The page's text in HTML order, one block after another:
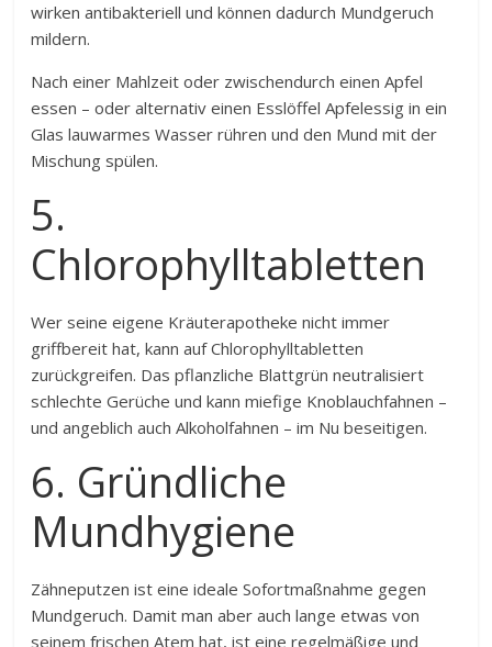
wirken antibakteriell und können dadurch Mundgeruch
mildern.
Nach einer Mahlzeit oder zwischendurch einen Apfel
essen – oder alternativ einen Esslöffel Apfelessig in ein
Glas lauwarmes Wasser rühren und den Mund mit der
Mischung spülen.
5.
Chlorophylltabletten
Wer seine eigene Kräuterapotheke nicht immer
griffbereit hat, kann auf Chlorophylltabletten
zurückgreifen. Das pflanzliche Blattgrün neutralisiert
schlechte Gerüche und kann miefige Knoblauchfahnen –
und angeblich auch Alkoholfahnen – im Nu beseitigen.
6. Gründliche
Mundhygiene
Zähneputzen ist eine ideale Sofortmaßnahme gegen
Mundgeruch. Damit man aber auch lange etwas von
seinem frischen Atem hat, ist eine regelmäßige und